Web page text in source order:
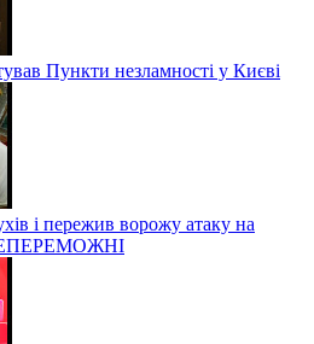
Пункти незламності у Києві
і пережив ворожу атаку на
НЕПЕРЕМОЖНІ